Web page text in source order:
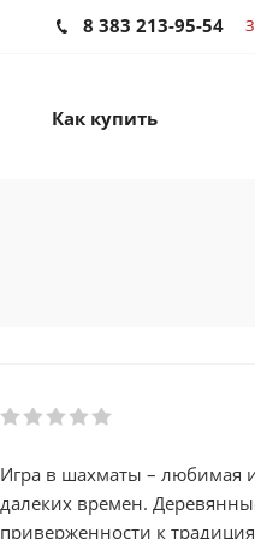
8 383 213-95-54
Как купить
Игра в шахматы – любимая
далеких времен.
приверженности к